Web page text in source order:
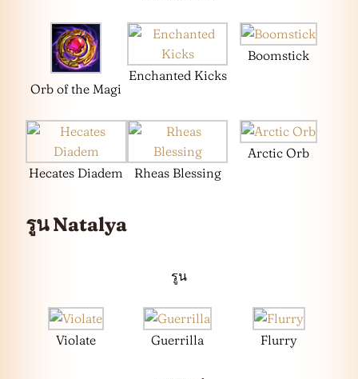
Orb of the Magi
Enchanted Kicks
Boomstick
Hecates Diadem Rheas Blessing
Arctic Orb
รูน Natalya
รูน
Violate Guerrilla Flurry